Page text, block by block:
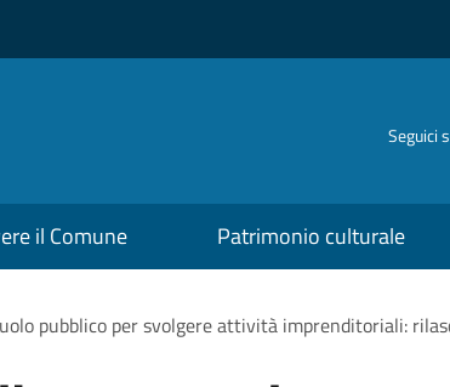
Seguici
il Comune Patrimonio culturale
pubblico per svolgere attività imprenditoriali: